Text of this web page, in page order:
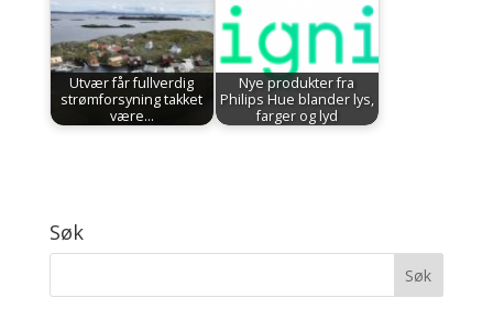
Utvær får fullverdig
strømforsyning takket
være…
Nye produkter fra
Philips Hue blander lys,
farger og lyd
Søk